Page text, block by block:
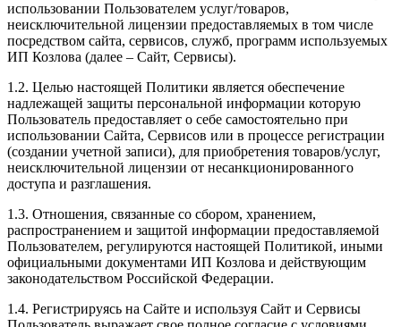
использовании Пользователем услуг/товаров,
неисключительной лицензии предоставляемых в том числе
посредством сайта, сервисов, служб, программ используемых
ИП Козлова (далее – Сайт, Сервисы).
1.2. Целью настоящей Политики является обеспечение
надлежащей защиты персональной информации которую
Пользователь предоставляет о себе самостоятельно при
использовании Сайта, Сервисов или в процессе регистрации
(создании учетной записи), для приобретения товаров/услуг,
неисключительной лицензии от несанкционированного
доступа и разглашения.
1.3. Отношения, связанные со сбором, хранением,
распространением и защитой информации предоставляемой
Пользователем, регулируются настоящей Политикой, иными
официальными документами ИП Козловa и действующим
законодательством Российской Федерации.
1.4. Регистрируясь на Сайте и используя Сайт и Сервисы